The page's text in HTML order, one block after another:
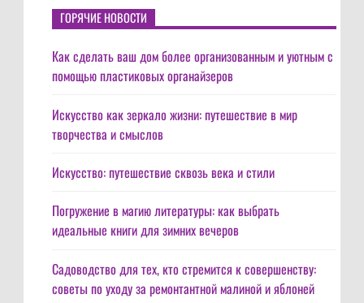
ГОРЯЧИЕ НОВОСТИ
Как сделать ваш дом более организованным и уютным с
помощью пластиковых органайзеров
Искусство как зеркало жизни: путешествие в мир
творчества и смыслов
Искусство: путешествие сквозь века и стили
Погружение в магию литературы: как выбрать
идеальные книги для зимних вечеров
Садоводство для тех, кто стремится к совершенству:
советы по уходу за ремонтантной малиной и яблоней